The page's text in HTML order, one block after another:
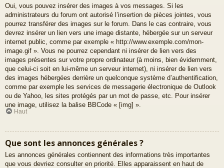
Oui, vous pouvez insérer des images à vos messages. Si les
administrateurs du forum ont autorisé l’insertion de pièces jointes, vous
pourrez transférer des images sur le forum. Dans le cas contraire, vous
devrez insérer un lien vers une image distante, hébergée sur un serveur
internet public, comme par exemple « http://www.exemple.com/mon-
image.gif ». Vous ne pourrez cependant ni insérer de lien vers des
images présentes sur votre propre ordinateur (à moins, bien évidemment,
que celui-ci soit en lui-même un serveur internet), ni insérer de lien vers
des images hébergées derrière un quelconque système d’authentification,
comme par exemple les services de messagerie électronique de Outlook
ou de Yahoo, les sites protégés par un mot de passe, etc. Pour insérer
une image, utilisez la balise BBCode « [img] ».
Haut
Que sont les annonces générales ?
Les annonces générales contiennent des informations très importantes
que vous devriez consulter en priorité. Elles apparaissent en haut de